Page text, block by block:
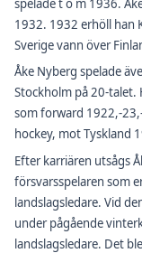
spelade t o m 1936.
1932. 1932 erhöll han
Sverige vann över
Åke Nyberg spelade
Stockholm på 20-talet.
som forward 1922,-
hockey, mot Tyskland
Efter karriären utsågs
försvarsspelaren som
landslagsledare. Vid
under pågående
landslagsledare. Det